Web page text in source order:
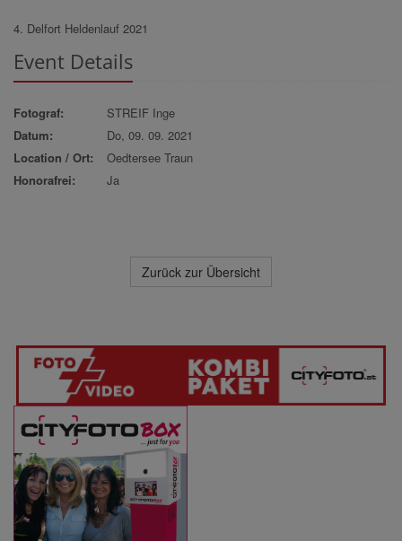
4. Delfort Heldenlauf 2021
Event Details
Fotograf:
STREIF Inge
Datum:
Do, 09. 09. 2021
Location / Ort:
Oedtersee Traun
Honorafrei:
Ja
Zurück zur Übersicht